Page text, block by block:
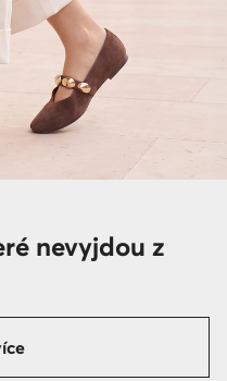
nevyjdou z